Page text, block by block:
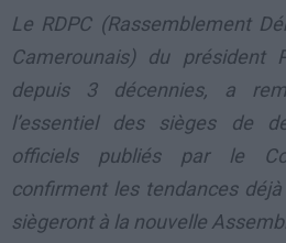
Le RDPC (Rassemblement
Camerounais) du président
depuis 3 décennies, a
l’essentiel des sièges de
officiels publiés par le
confirment les tendances
siègeront à la nouvelle